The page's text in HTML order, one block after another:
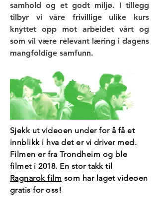
samhold og et godt miljø. I tillegg
tilbyr vi våre frivillige ulike kurs
knyttet opp mot arbeidet vårt og
som vil være relevant læring i dagens
mangfoldige samfunn.
Sjekk ut videoen under for å få et
innblikk i hva det er vi driver med.
Filmen er fra Trondheim og ble
filmet i 2018. En stor takk til
Ragnarok film som har laget videoen
gratis for oss!